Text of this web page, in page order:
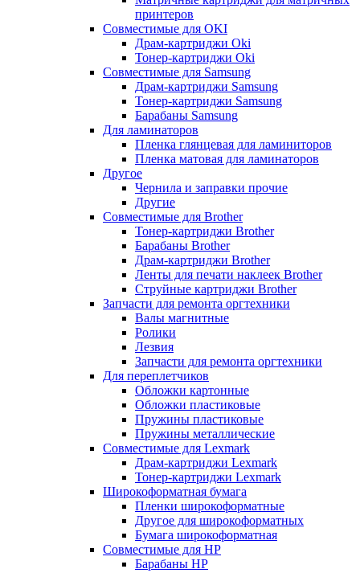
принтеров
Совместимые для OKI
Драм-картриджи Oki
Тонер-картриджи Oki
Совместимые для Samsung
Драм-картриджи Samsung
Тонер-картриджи Samsung
Барабаны Samsung
Для ламинаторов
Пленка глянцевая для ламиниторов
Пленка матовая для ламинаторов
Другое
Чернила и заправки прочие
Другие
Совместимые для Brother
Тонер-картриджи Brother
Барабаны Brother
Драм-картриджи Brother
Ленты для печати наклеек Brother
Струйные картриджи Brother
Запчасти для ремонта оргтехники
Валы магнитные
Ролики
Лезвия
Запчасти для ремонта оргтехники
Для переплетчиков
Обложки картонные
Обложки пластиковые
Пружины пластиковые
Пружины металлические
Совместимые для Lexmark
Драм-картриджи Lexmark
Тонер-картриджи Lexmark
Широкоформатная бумага
Пленки широкоформатные
Другое для широкоформатных
Бумага широкоформатная
Совместимые для HP
Барабаны HP